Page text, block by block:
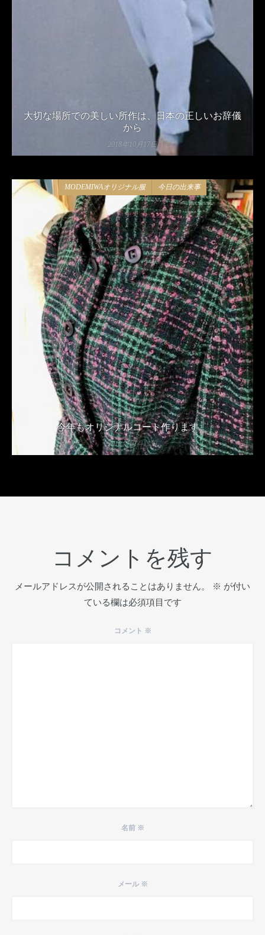
大切な場所での美しい所作は、日本の正しいお辞儀
から
2018年10月17日
MODEMIWAオリジナル服 今日の出来事
今年もオリジナルコート作ります。
2018年10月11日
コメントを残す
メールアドレスが公開されることはありません。 ※ が付い
ている欄は必須項目です
コメント ※
名前 ※
メール ※